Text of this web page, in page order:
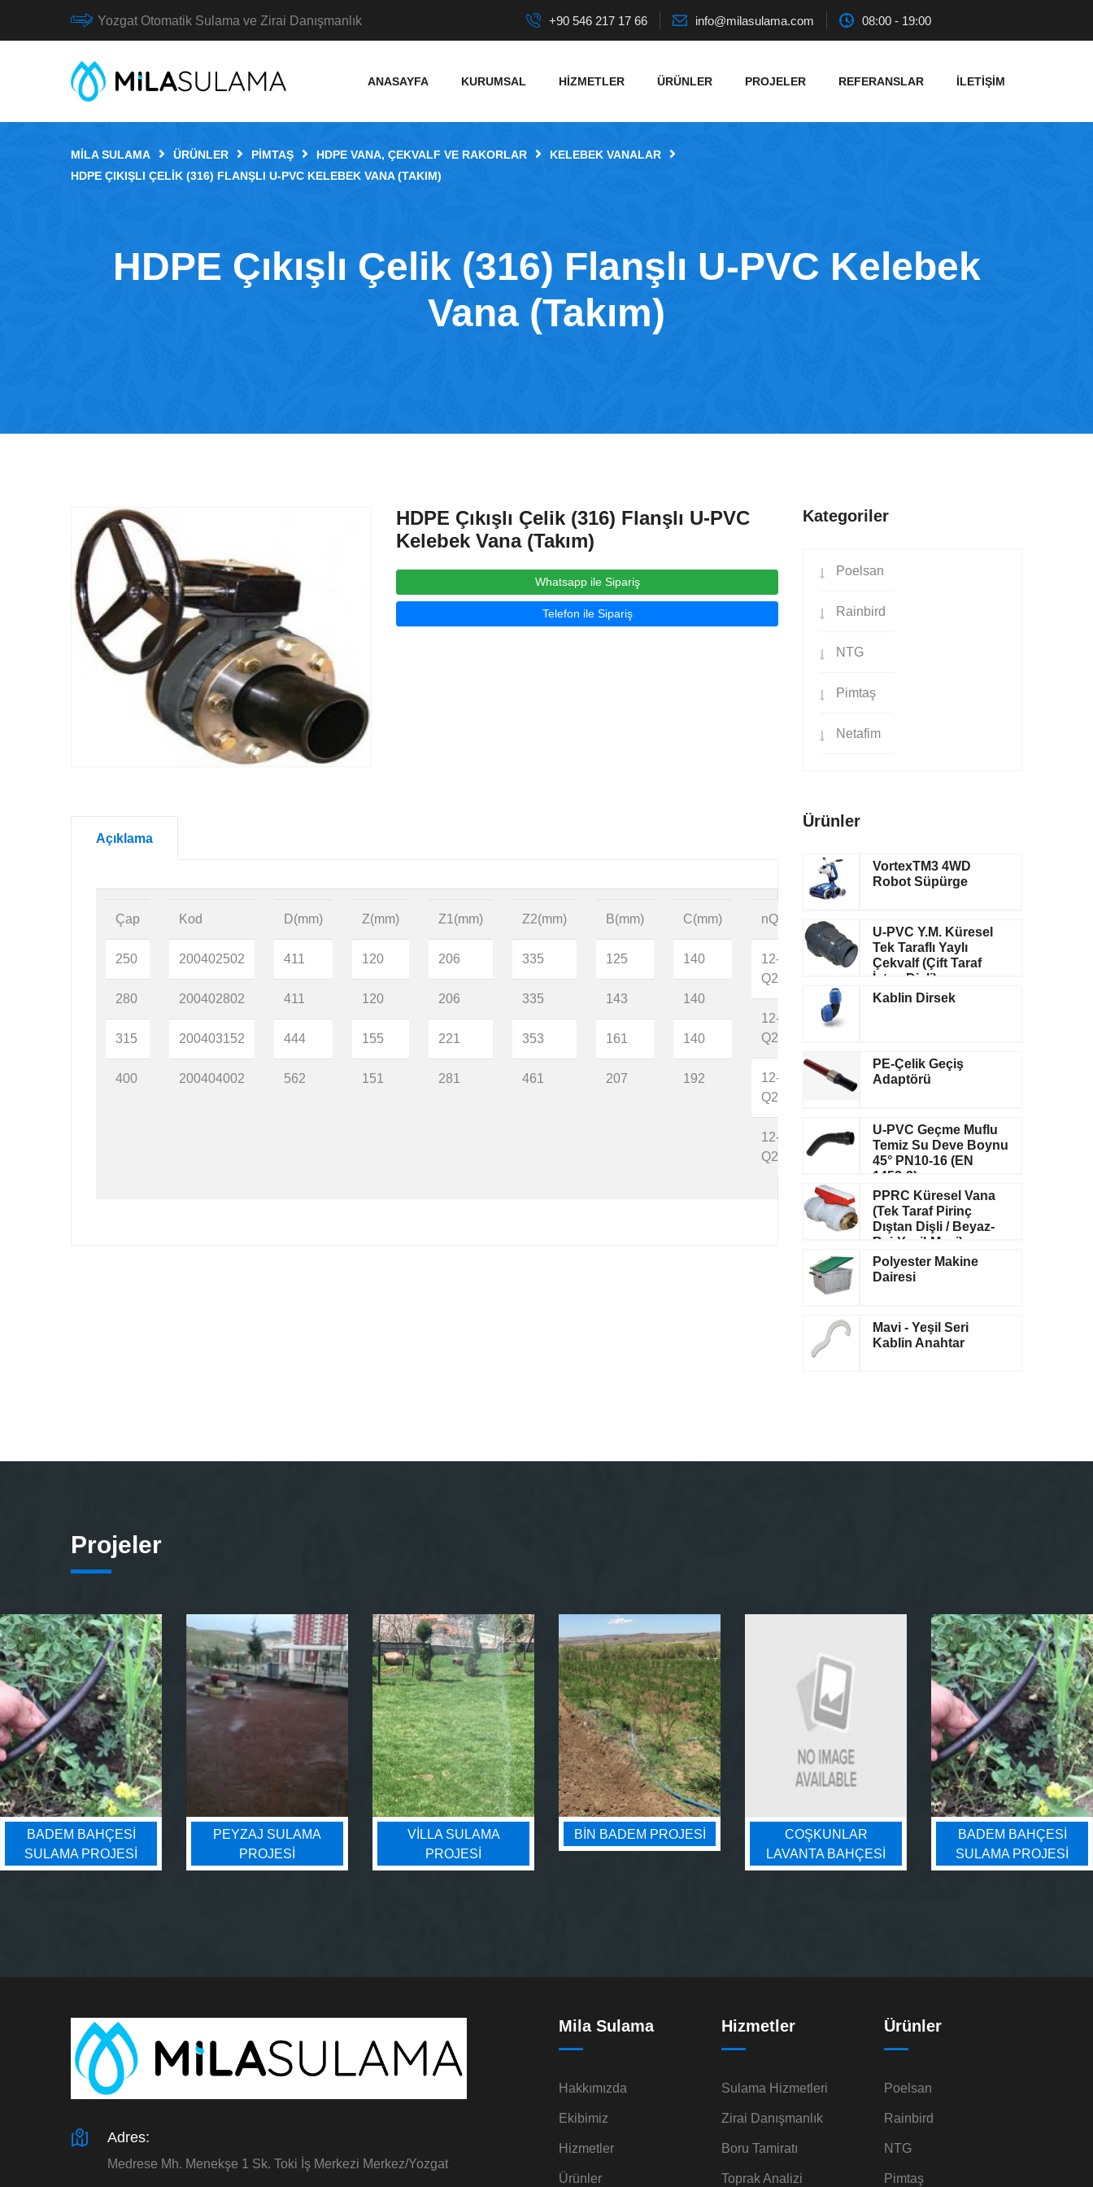
Yozgat Otomatik Sulama ve Zirai Danışmanlık +90 546 217 17 66 info@milasulama.com 08:00 - 19:00
ANASAYFA KURUMSAL HIZMETLER ÜRÜNLER PROJELER REFERANSLAR İLETIŞIM
MILA SULAMA ÜRÜNLER PIMTAŞ HDPE VANA, ÇEKVALF VE RAKORLAR
KELEBEK VANALAR
HDPE ÇIKIŞLI ÇELIK (316) FLANŞLI U-PVC KELEBEK VANA (TAKIM)
HDPE Çıkışlı Çelik (316) Flanşlı U-PVC Kelebek
Vana (Takım)
HDPE Çıkışlı Çelik (316) Flanşlı U-PVC
Kelebek Vana (Takım)
Whatsapp ile Sipariş
Telefon ile Sipariş
Açıklama
Çap
250
280
315
400
Kod
200402502
200402802
200403152
200404002
D(mm)
411
411
444
562
Z(mm)
120
120
155
151
Z1(mm)
206
206
221
281
Z2(mm)
335
335
353
461
B(mm)
125
143
161
207
C(mm)
140
140
140
192
nQe
12-
Q20
12-
Q20
12-
Q20
12-
Q20
Kg/Adet
36,700
39,200
81,300
Adet
1
1
Kategoriler
Poelsan
Rainbird
NTG
Pimtaş
Netafim
Ürünler
VortexTM3 4WD
Robot Süpürge
U-PVC Y.M. Küresel
Tek Taraflı Yaylı
Çekvalf (Çift Taraf
İçten Dişli)
Kablin Dirsek
PE-Çelik Geçiş
Adaptörü
U-PVC Geçme Muflu
Temiz Su Deve Boynu
45° PN10-16 (EN
1452-3)
PPRC Küresel Vana
(Tek Taraf Pirinç
Dıştan Dişli / Beyaz-
Bej-Yeşil-Mavi)
Polyester Makine
Dairesi
Mavi - Yeşil Seri
Kablin Anahtar
Projeler
BADEM BAHÇESI
SULAMA PROJESI
PEYZAJ SULAMA
PROJESI
VILLA SULAMA
PROJESI
BIN BADEM PROJESI
COŞKUNLAR
LAVANTA BAHÇESİ
BADEM BAHÇESI
SULAMA PROJESI
Adres:
Medrese Mh. Menekşe 1 Sk. Toki İş Merkezi Merkez/Yozgat
Mila Sulama
Hakkımızda
Ekibimiz
Hizmetler
Ürünler
Hizmetler
Sulama Hizmetleri
Zirai Danışmanlık
Boru Tamiratı
Toprak Analizi
Ürünler
Poelsan
Rainbird
NTG
Pimtaş